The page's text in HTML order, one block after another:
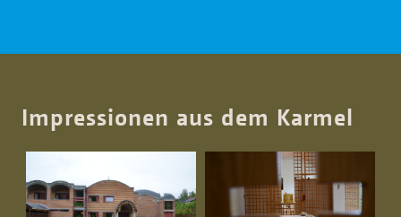
Impressionen aus dem Karmel